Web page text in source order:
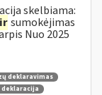
skelbiama:
irsumokėjimas
Nuo 2025
deklaravimas
deklaracija